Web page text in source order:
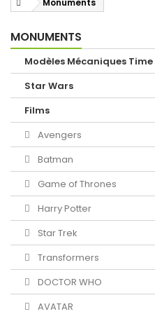
Monuments
MONUMENTS
Modèles Mécaniques
Star Wars
Films
Avengers
Batman
Game of Thrones
Harry Potter
Star Trek
Transformers
DOCTOR WHO
AVATAR